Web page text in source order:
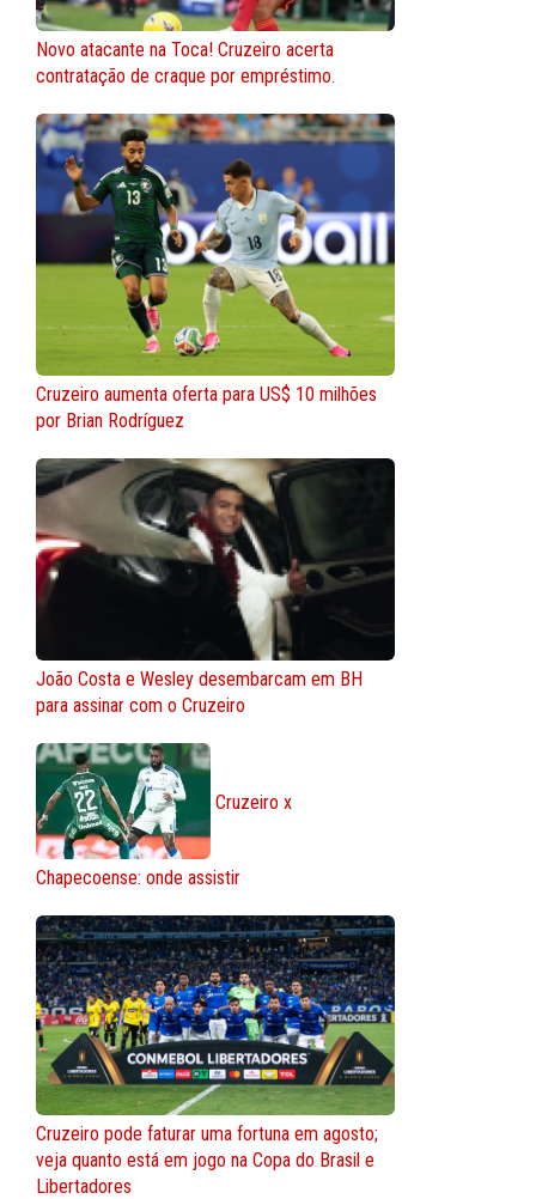
Novo atacante na Toca! Cruzeiro acerta
contratação de craque por empréstimo.
Cruzeiro aumenta oferta para US$ 10 milhões
por Brian Rodríguez
João Costa e Wesley desembarcam em BH
para assinar com o Cruzeiro
Cruzeiro x
Chapecoense: onde assistir
Cruzeiro pode faturar uma fortuna em agosto;
veja quanto está em jogo na Copa do Brasil e
Libertadores